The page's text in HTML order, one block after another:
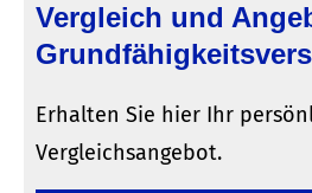
Vergleich und
Erhalten Sie hier Ihr
Vergleichsangebot.